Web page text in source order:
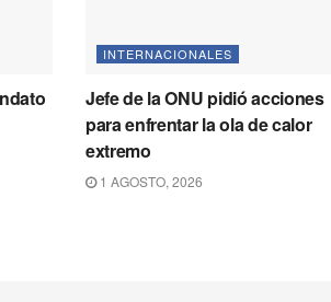
INTERNACIONALES
Jefe de la ONU pidió acciones
para enfrentar la ola de calor
extremo
1 AGOSTO, 2026